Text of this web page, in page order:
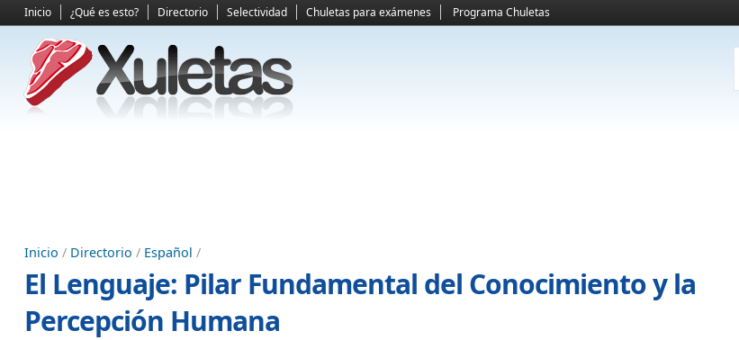
Inicio ¿Qué es esto? Directorio Selectividad Chuletas para exámenes Programa Chuletas
Inicio / Directorio / Español /
El Lenguaje: Pilar Fundamental del Conocimiento y la
Percepción Humana